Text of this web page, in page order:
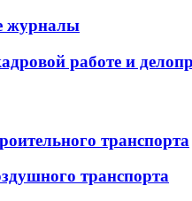
журналы
работе и
транспорта
транспорта